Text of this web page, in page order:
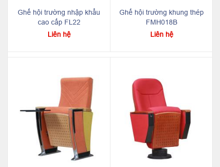
Ghế hội trường nhập khẩu
cao cấp FL22
Liên hệ
Ghế hội trường khung thép
FMH018B
Liên hệ